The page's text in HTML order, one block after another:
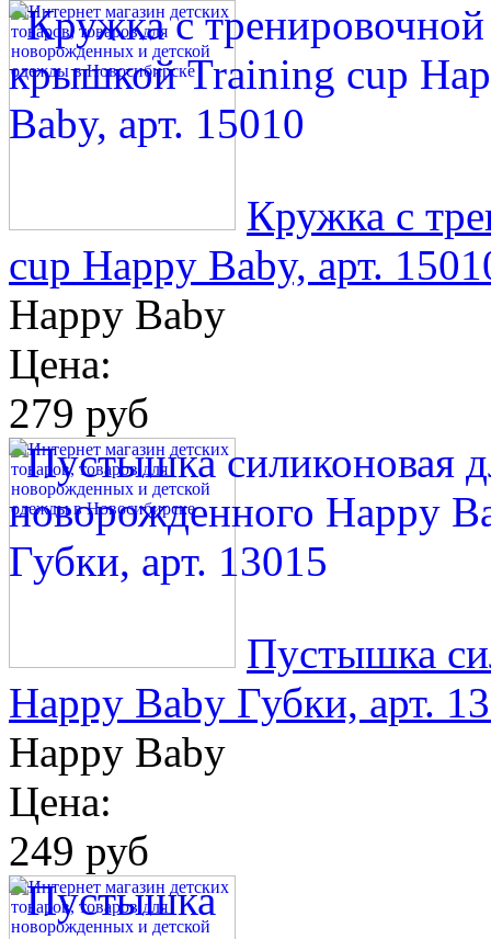
Кружка с
cup Happy Baby, арт.
Happy Baby
Цена:
279 руб
Пустышка
Happy Baby Губки, арт.
Happy Baby
Цена:
249 руб